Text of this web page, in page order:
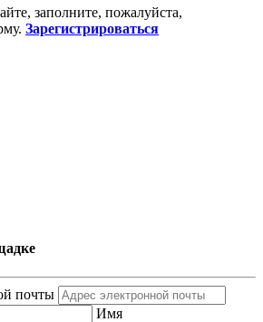
заполните, пожалуйста,
Зарегистрироваться
почты
Имя